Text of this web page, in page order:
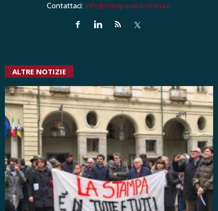
Contattaci: info@stampavaldostana.it
ALTRE NOTIZIE